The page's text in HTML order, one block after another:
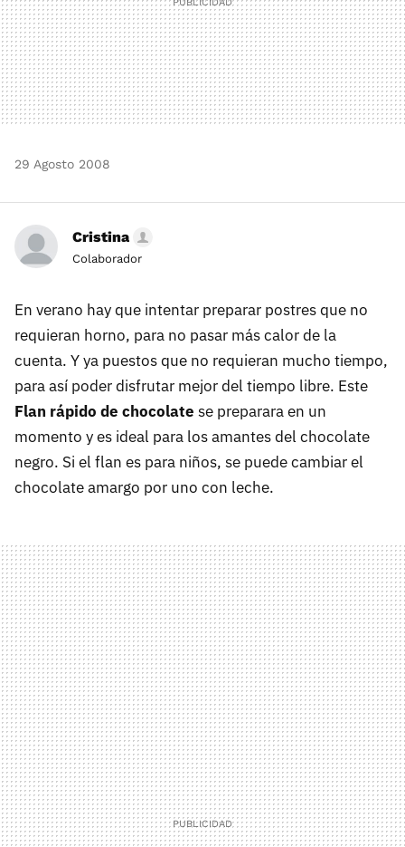
29 Agosto 2008
Cristina
Colaborador
En verano hay que intentar preparar postres que no
requieran horno, para no pasar más calor de la
cuenta. Y ya puestos que no requieran mucho tiempo,
para así poder disfrutar mejor del tiempo libre. Este
Flan rápido de chocolate se preparara en un
momento y es ideal para los amantes del chocolate
negro. Si el flan es para niños, se puede cambiar el
chocolate amargo por uno con leche.